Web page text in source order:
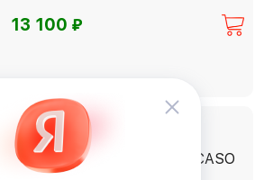
13 100⃏
% Доступна скидка
Охладитель для бутылок CASO